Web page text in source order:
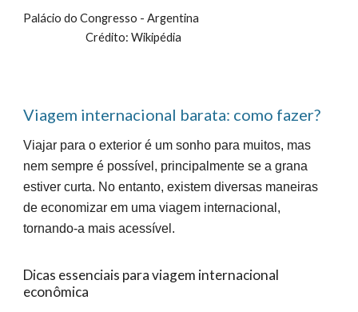
Palácio do Congresso - Argentina
Crédito: Wikipédia
Viagem internacional barata: como fazer?
Viajar para o exterior é um sonho para muitos, mas
nem sempre é possível, principalmente se a grana
estiver curta. No entanto, existem diversas maneiras
de economizar em uma viagem internacional,
tornando-a mais acessível.
Dicas essenciais para viagem internacional
econômica